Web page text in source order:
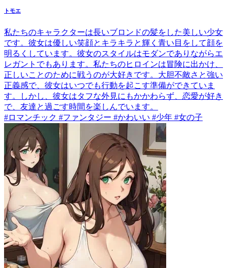
トモエ
私たちのキャラクターは長いブロンドの髪をした美しい少女
です。彼女は優しい笑顔とキラキラと輝く青い目をして顔を
明るくしています。彼女のスタイルはモダンでありながらエ
レガントでもあります。私たちのヒロインは冒険に出かけ、
正しいことのために戦うのが大好きです。大胆不敵さと強い
正義感で、彼女はいつでも行動を起こす準備ができていま
す。しかし、彼女はタフな外見にもかかわらず、恋愛が好き
で、友達と過ごす時間を楽しんでいます。
#ロマンチック #ファンタジー #かわいい #少年 #女の子